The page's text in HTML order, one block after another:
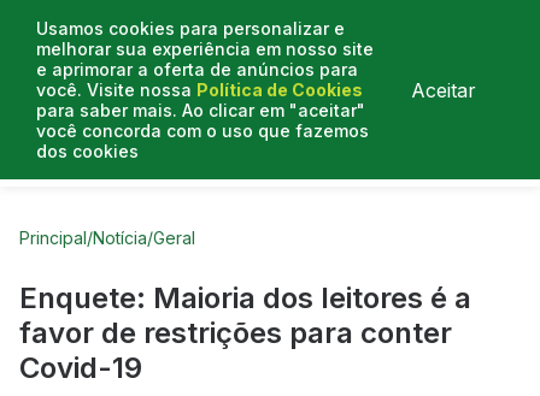
Usamos cookies para personalizar e
melhorar sua experiência em nosso site
e aprimorar a oferta de anúncios para
você. Visite nossa Política de Cookies
para saber mais. Ao clicar em "aceitar"
você concorda com o uso que fazemos
dos cookies
Aceitar
Curtas do Poder
Principal/Notícia/Geral
Enquete: Maioria dos leitores é a
favor de restrições para conter
Covid-19